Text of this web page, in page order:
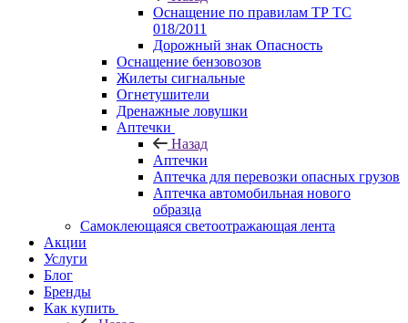
Оснащение по правилам ТР ТС
018/2011
Дорожный знак Опасность
Оснащение бензовозов
Жилеты сигнальные
Огнетушители
Дренажные ловушки
Аптечки
Назад
Аптечки
Аптечка для перевозки опасных грузов
Аптечка автомобильная нового
образца
Самоклеющаяся светоотражающая лента
Акции
Услуги
Блог
Бренды
Как купить